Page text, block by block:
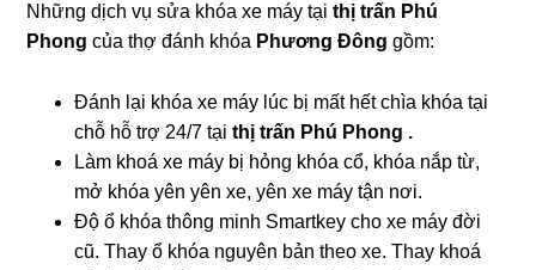
Những dịch vụ sửa khóa xe máy tạithị trấn Phú
Phongcủa thợ đánh khóa Phương Đông gồm:
Đánh lại khóa xe máy lúc bị mất hết chìa khóa tại
chỗ hỗ trợ 24/7 tạithị trấn Phú Phong .
Làm khoá xe máy bị hỏng khóa cổ, khóa nắp từ,
mở khóa yên yên xe, yên xe máy tận nơi.
Độ ổ khóa thông minh Smartkey cho xe máy đời
cũ. Thay ổ khóa nguyên bản theo xe. Thay khoá